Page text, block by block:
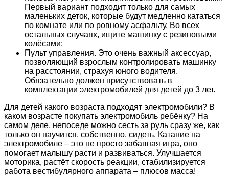
Первый вариант подходит только для самых
маленьких деток, которые будут медленно кататься
по комнате или по ровному асфальту. Во всех
остальных случаях, ищите машинку с резиновыми
колёсами;
Пульт управления. Это очень важный аксессуар,
позволяющий взрослым контролировать машинку
на расстоянии, страхуя юного водителя.
Обязательно должен присутствовать в
комплектации электромобилей для детей до 3 лет.
Для детей какого возраста подходят электромобили? В
каком возрасте покупать электромобиль ребёнку? На
самом деле, непоседе можно сесть за руль сразу же, как
только он научится, собственно, сидеть. Катание на
электромобиле – это не просто забавная игра, оно
помогает малышу расти и развиваться. Улучшается
моторика, растёт скорость реакции, стабилизируется
работа вестибулярного аппарата – плюсов масса!